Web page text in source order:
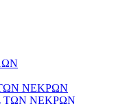
ΝΕΚΡΩΝ
ΤΩΝ ΝΕΚΡΩΝ